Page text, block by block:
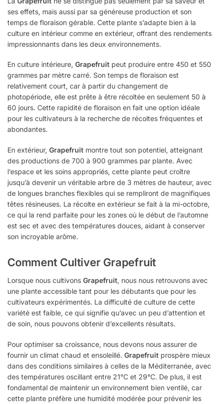
ses effets, mais aussi par sa généreuse production et son
temps de floraison gérable. Cette plante s’adapte bien à la
culture en intérieur comme en extérieur, offrant des rendements
impressionnants dans les deux environnements.
En culture intérieure, Grapefruit peut produire entre 450 et 550
grammes par mètre carré. Son temps de floraison est
relativement court, car à partir du changement de
photopériode, elle est prête à être récoltée en seulement 50 à
60 jours. Cette rapidité de floraison en fait une option idéale
pour les cultivateurs à la recherche de récoltes fréquentes et
abondantes.
En extérieur, Grapefruit montre tout son potentiel, atteignant
des productions de 700 à 900 grammes par plante. Avec
l’espace et les soins appropriés, cette plante peut croître
jusqu’à devenir un véritable arbre de 3 mètres de hauteur, avec
de longues branches flexibles qui se rempliront de magnifiques
têtes résineuses. La récolte en extérieur se fait à la mi-octobre,
ce qui la rend parfaite pour les zones où le début de l’automne
est sec et avec des températures douces, aidant à conserver
son incroyable arôme.
Comment Cultiver Grapefruit
Lorsque nous cultivons Grapefruit, nous nous retrouvons avec
une plante accessible tant pour les débutants que pour les
cultivateurs expérimentés. La difficulté de culture de cette
variété est faible, ce qui signifie qu’avec un peu d’attention et
de soin, nous pouvons obtenir d’excellents résultats.
Pour optimiser sa croissance, nous devons nous assurer de
fournir un climat chaud et ensoleillé. Grapefruit prospère mieux
dans des conditions similaires à celles de la Méditerranée, avec
des températures oscillant entre 21°C et 29°C. De plus, il est
fondamental de maintenir un environnement bien ventilé, car
cette plante préfère une humidité modérée pour prévenir les